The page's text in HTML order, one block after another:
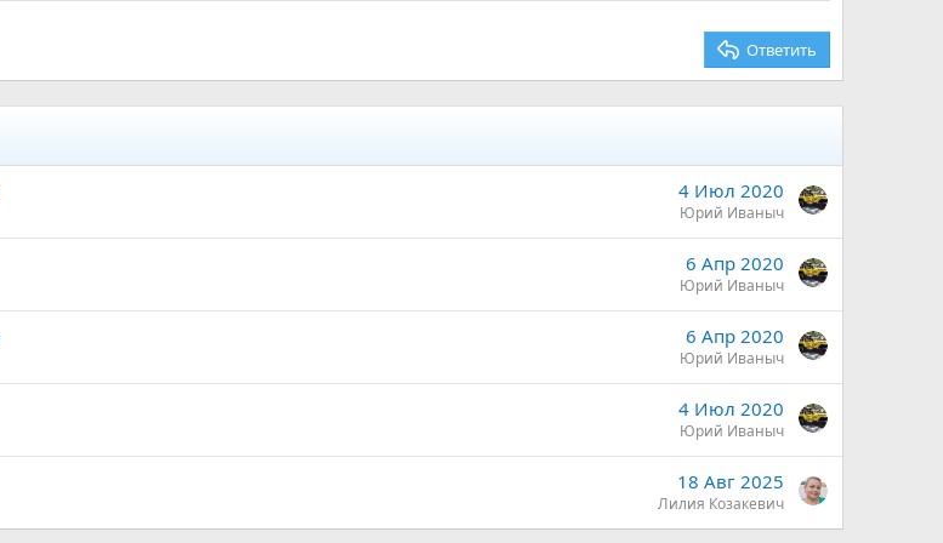
Ответить
4 Июл 2020
Юрий Иваныч
6 Апр 2020
Юрий Иваныч
6 Апр 2020
Юрий Иваныч
4 Июл 2020
Юрий Иваныч
18 Авг 2025
Лилия Козакевич